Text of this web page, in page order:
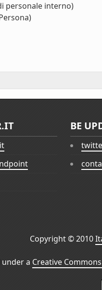
personale interno)
BE
Copyright © 2010
a Creative